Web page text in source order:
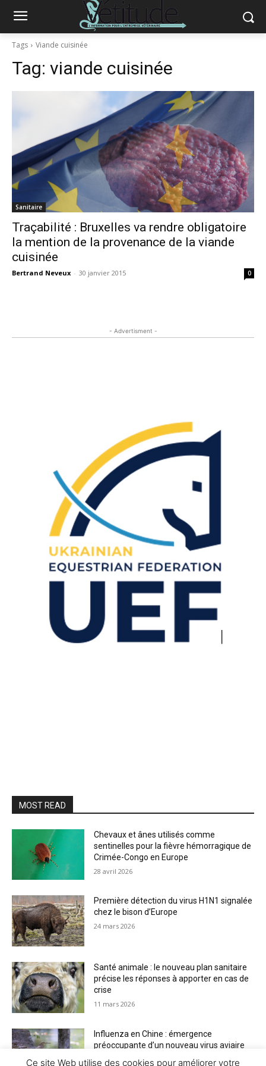
Tags Viande cuisinée
Tag: viande cuisinée
Sanitaire
Traçabilité : Bruxelles va rendre obligatoire
la mention de la provenance de la viande
cuisinée
Bertrand Neveux - 30 janvier 2015 0
- Advertisment -
MOST READ
Chevaux et ânes utilisés comme
sentinelles pour la fièvre hémorragique de
Crimée-Congo en Europe
28 avril 2026
Première détection du virus H1N1 signalée
chez le bison d’Europe
24 mars 2026
Santé animale : le nouveau plan sanitaire
précise les réponses à apporter en cas de
crise
11 mars 2026
Influenza en Chine : émergence
préoccupante d’un nouveau virus aviaire
Ce site Web utilise des cookies pour améliorer votre